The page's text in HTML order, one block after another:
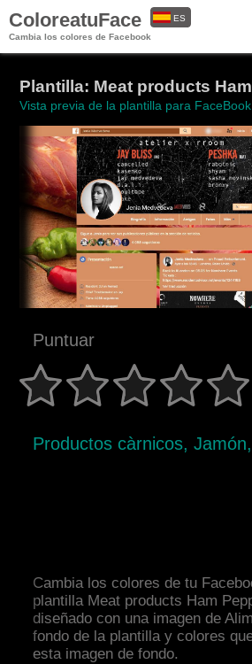
ColoreatuFace
Cambia los colores de Facebook
ES
Plantilla: Meat products
Vista previa de la plantilla para FaceBook
Puntuar
Productos càrnicos,
Cambia los colores de tu
plantilla Meat products Ham
diseñado con una imagen de
fondo de la plantilla y colores
esta imagen de fondo.